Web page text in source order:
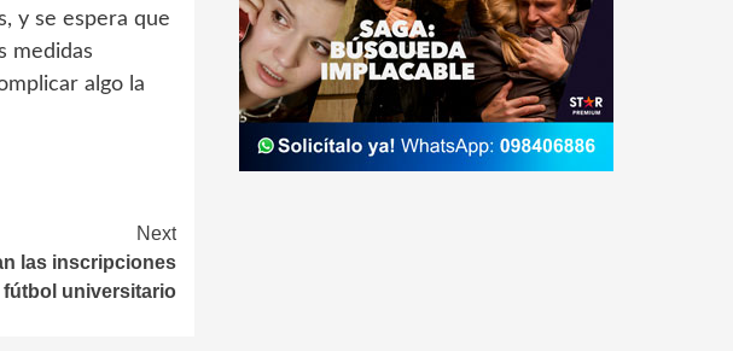
y se espera que
medidas
algo la
Next
las inscripciones
fútbol universitario